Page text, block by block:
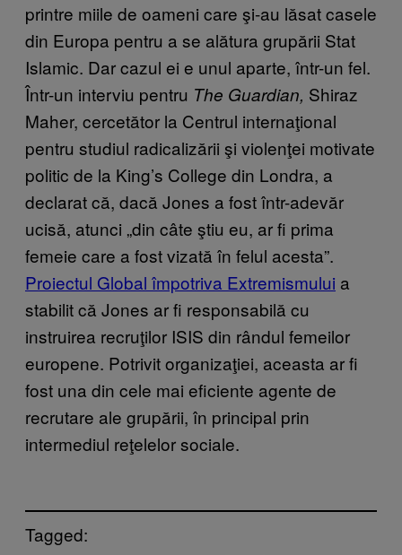
printre miile de oameni care şi-au lăsat casele
din Europa pentru a se alătura grupării Stat
Islamic. Dar cazul ei e unul aparte, într-un fel.
Într-un interviu pentru The Guardian, Shiraz
Maher, cercetător la Centrul internaţional
pentru studiul radicalizării şi violenţei motivate
politic de la King’s College din Londra, a
declarat că, dacă Jones a fost într-adevăr
ucisă, atunci „din câte ştiu eu, ar fi prima
femeie care a fost vizată în felul acesta”.
Proiectul Global împotriva Extremismului a
stabilit că Jones ar fi responsabilă cu
instruirea recruţilor ISIS din rândul femeilor
europene. Potrivit organizaţiei, aceasta ar fi
fost una din cele mai eficiente agente de
recrutare ale grupării, în principal prin
intermediul reţelelor sociale.
Tagged: